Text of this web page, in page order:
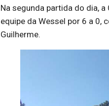
Na segunda partida do dia,
equipe da Wessel por 6 a 0,
Guilherme.